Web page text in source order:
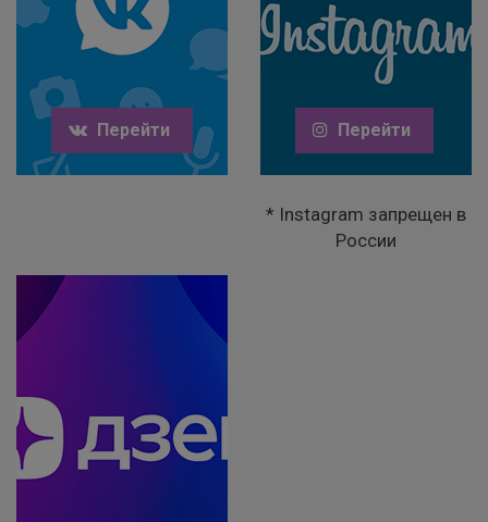
Перейти Перейти
* Instagram запрещен в
России